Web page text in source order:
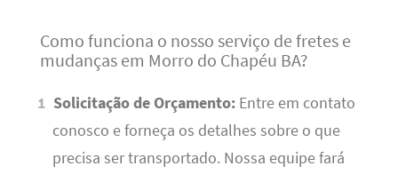
Como funciona o nosso serviço de fretes e
mudanças em Morro do Chapéu BA?
Solicitação de Orçamento: Entre em contato
conosco e forneça os detalhes sobre o que
precisa ser transportado. Nossa equipe fará